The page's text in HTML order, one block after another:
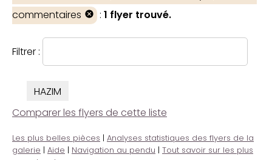
commentaires
: 1 flyer trouvé.
Filtrer :
HAZIM
Comparer les flyers de cette liste
Les plus belles pièces | Analyses statistiques des flyers de la
galerie | Aide | Navigation au pendu | Tout savoir sur les plus